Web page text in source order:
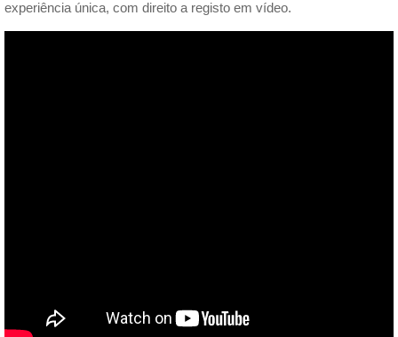
experiência única, com direito a registo em vídeo.